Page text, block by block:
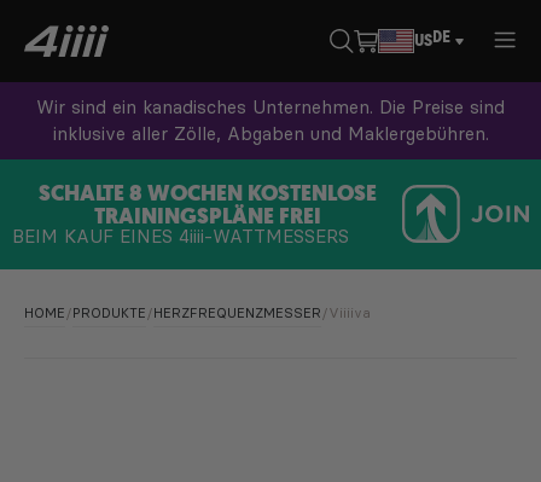
Wir sind ein kanadisches Unternehmen. Die Preise sind
inklusive aller Zölle, Abgaben und Maklergebühren.
SCHALTE 8 WOCHEN KOSTENLOSE
TRAININGSPLÄNE FREI
BEIM KAUF EINES 4iiii-WATTMESSERS
US DE
HOME /PRODUKTE /HERZFREQUENZMESSER /Viiiiva